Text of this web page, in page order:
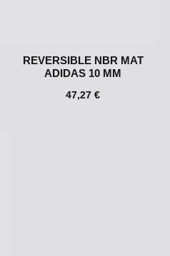
REVERSIBLE NBR MAT
ADIDAS 10 MM
47,27 €